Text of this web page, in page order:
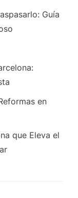
Guía
en
que Eleva el